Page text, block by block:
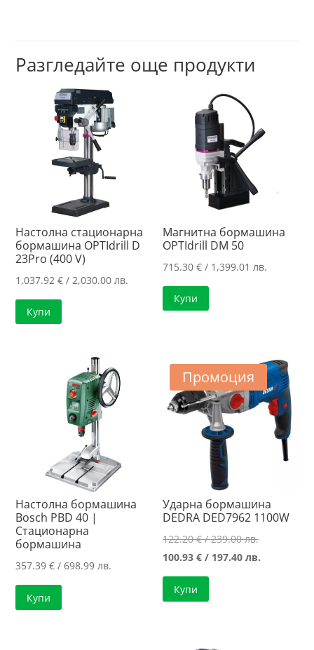
Разгледайте още продукти
Настолна стационарна
бормашина OPTIdrill D
23Pro (400 V)
1,037.92€ / 2,030.00 лв.
Купи
Магнитна бормашина
OPTIdrill DM 50
715.30€ / 1,399.01 лв.
Купи
Настолна бормашина
Bosch PBD 40 |
Стационарна
бормашина
357.39€ / 698.99 лв.
Купи
Промоция
Ударна бормашина
DEDRA DED7962 1100W
122.20€/ 239.00 лв.Original
price
100.93€ / 197.40 лв.
Купи